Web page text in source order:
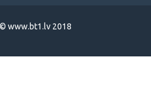
www.bt1.lv 2018